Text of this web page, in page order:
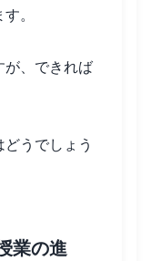
。
が、できれば
うでしょう
業の進